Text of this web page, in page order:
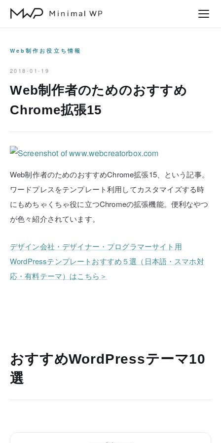
Web制作お役立ち情報
2018-01-19
Web制作者のためのおすすめ
Chrome拡張15
Web制作者のためのおすすめChrome拡張15、という記事。
ワードプレスをテンプレート利用してカスタマイズする時
にもめちゃくちゃ役に立つChromeの拡張機能。便利なやつ
が色々紹介されています。
デザイン会社・デザイナー・プログラマーサイト用
WordPressテンプレートおすすめ５選（日本語・スマホ対
応・有料テーマ）はこちら＞
おすすめWordPressテーマ10
選